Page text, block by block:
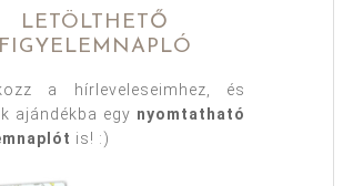
LETÖLTHETŐ
FIGYELEMNAPLÓ
a hírleveleseimhez, és
ajándékba egy nyomtatható
is! :)